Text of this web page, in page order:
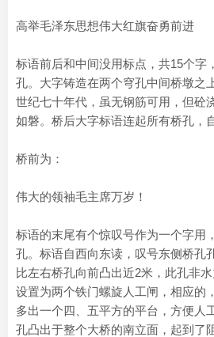
高举毛泽东思想伟大红旗奋勇前进
标语前后和中间没用标点，共15个字
孔。大字铸造在两个穹孔中间桥墩之
世纪七十年代，虽无钢筋可用，但砼
如磐。桥后大字标语连起所有桥孔，
桥前为：
伟大的领袖毛主席万岁！
标语的末尾有个惊叹号作为一个字用
孔。标语自西向东读，叹号东侧桥孔
比左右桥孔向前凸出近2米，此孔非
设置为两个铁门螺旋人工闸，相应的
多出一个四、五平方的平台，方便人
孔凸出于整个大桥的南立面，起到了